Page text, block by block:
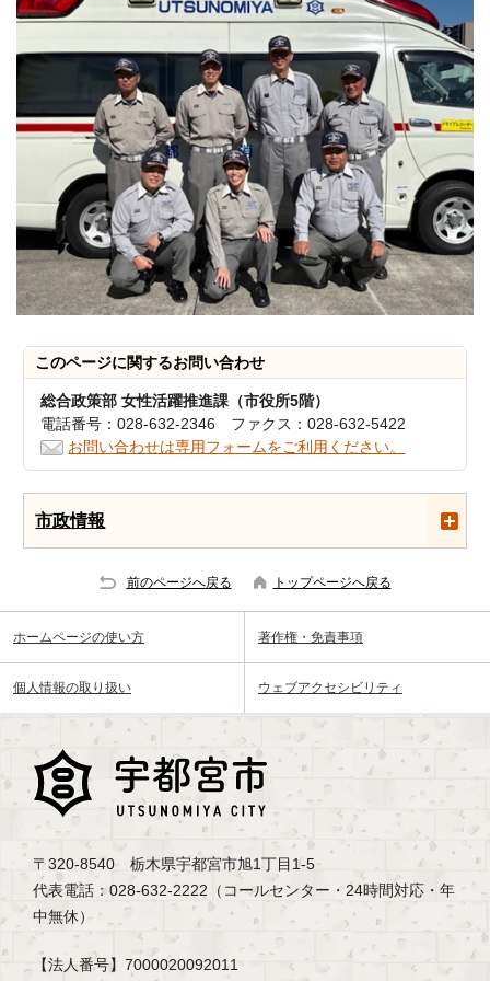
このページに関するお問い合わせ
総合政策部 女性活躍推進課（市役所5階）
電話番号：028-632-2346 ファクス：028-632-5422
お問い合わせは専用フォームをご利用ください。
市政情報
前のページへ戻る トップページへ戻る
ホームページの使い方 著作権・免責事項
個人情報の取り扱い ウェブアクセシビリティ
〒320-8540 栃木県宇都宮市旭1丁目1-5
代表電話：028-632-2222（コールセンター・24時間対応・年
中無休）
【法人番号】7000020092011